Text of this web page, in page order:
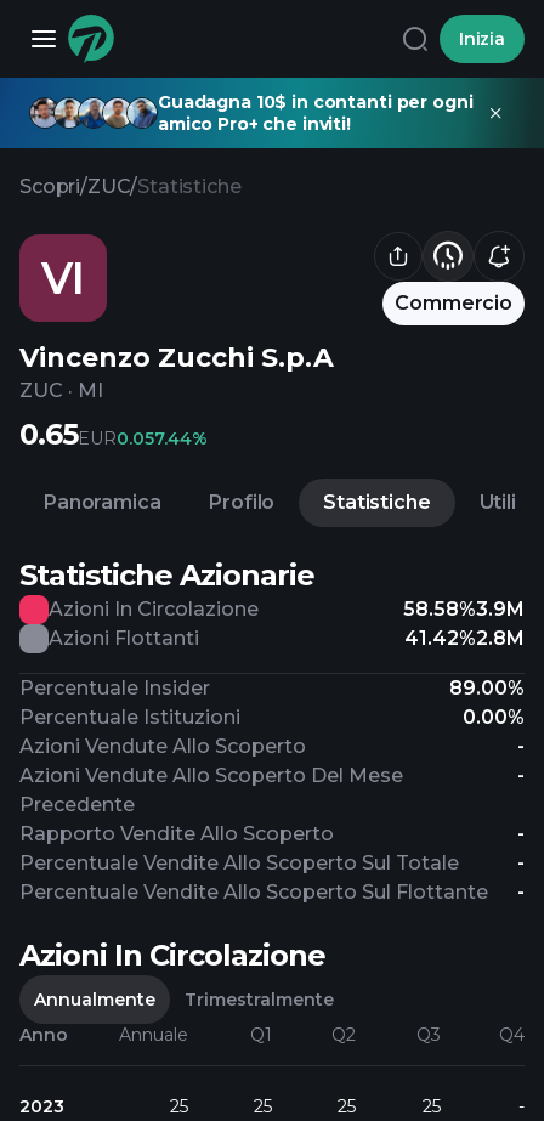
Inizia
Guadagna 10$ in contanti per ogni
amico Pro+ che inviti!
Scopri/ZUC/Statistiche
VI Commercio
Vincenzo Zucchi S.p.A
ZUC · MI
0.65EUR0.057.44%
Panoramica Profilo Statistiche Utili
Statistiche Azionarie
Azioni In Circolazione 58.58%3.9M
Azioni Flottanti
41.42%2.8M
Percentuale Insider
89.00%
Percentuale Istituzioni
0.00%
Azioni Vendute Allo Scoperto
-
Azioni Vendute Allo Scoperto Del Mese
Precedente
-
Rapporto Vendite Allo Scoperto
-
Percentuale Vendite Allo Scoperto Sul Totale
-
Percentuale Vendite Allo Scoperto Sul Flottante
-
Azioni In Circolazione
Annualmente
Trimestralmente
Anno
Annuale Q1 Q2 Q3 Q4
2023 25 25 25 25
-